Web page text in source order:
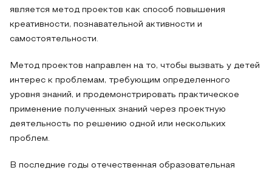
является метод проектов как способ повышения
креативности, познавательной активности и
самостоятельности.
Метод проектов направлен на то, чтобы вызвать у детей
интерес к проблемам, требующим определенного
уровня знаний, и продемонстрировать практическое
применение полученных знаний через проектную
деятельность по решению одной или нескольких
проблем.
В последние годы отечественная образовательная